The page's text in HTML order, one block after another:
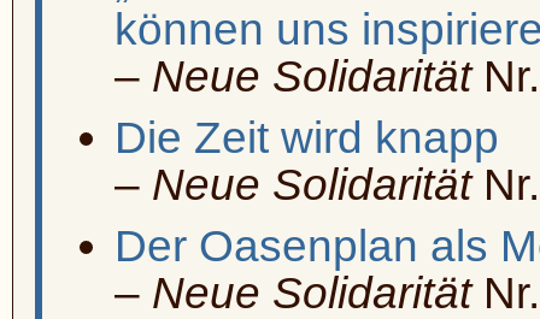
können uns
– Neue Solidarität
Die Zeit wird knapp
– Neue Solidarität
Der Oasenplan als
– Neue Solidarität